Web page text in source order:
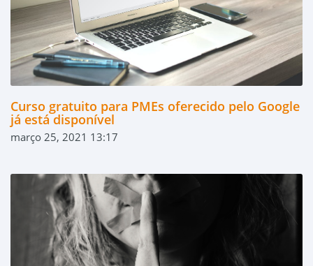
Curso gratuito para PMEs oferecido pelo Google
já está disponível
março 25, 2021 13:17